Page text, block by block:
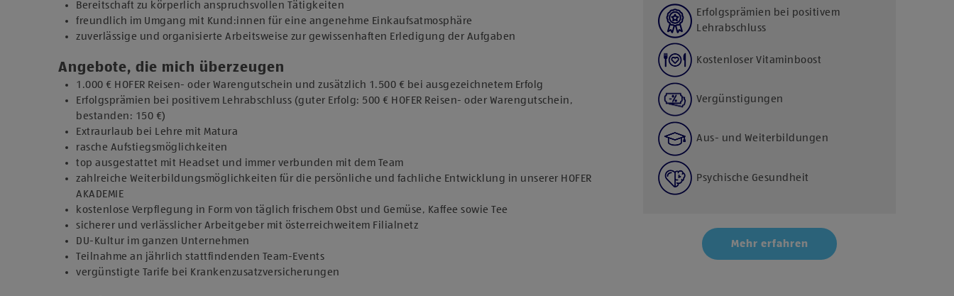
Bereitschaft zu körperlich anspruchsvollen Tätigkeiten
freundlich im Umgang mit Kund:innen für eine angenehme Einkaufsatmosphäre
zuverlässige und organisierte Arbeitsweise zur gewissenhaften Erledigung der Aufgaben
Angebote, die mich überzeugen
1.000 € HOFER Reisen- oder Warengutschein und zusätzlich 1.500 € bei ausgezeichnetem Erfolg
Erfolgsprämien bei positivem Lehrabschluss (guter Erfolg: 500 € HOFER Reisen- oder Warengutschein,
bestanden: 150 €)
Extraurlaub bei Lehre mit Matura
rasche Aufstiegsmöglichkeiten
top ausgestattet mit Headset und immer verbunden mit dem Team
zahlreiche Weiterbildungsmöglichkeiten für die persönliche und fachliche Entwicklung in unserer HOFER
AKADEMIE
kostenlose Verpflegung in Form von täglich frischem Obst und Gemüse, Kaffee sowie Tee
sicherer und verlässlicher Arbeitgeber mit österreichweitem Filialnetz
DU-Kultur im ganzen Unternehmen
Teilnahme an jährlich stattfindenden Team-Events
vergünstigte Tarife bei Krankenzusatzversicherungen
Erfolgsprämien bei positivem
Lehrabschluss
Kostenloser Vitaminboost
Vergünstigungen
Aus- und Weiterbildungen
Psychische Gesundheit
Mehr erfahren